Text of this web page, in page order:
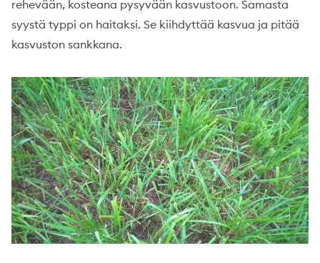
rehevään, kosteana pysyvään kasvustoon. Samasta
syystä typpi on haitaksi. Se kiihdyttää kasvua ja pitää
kasvuston sankkana.